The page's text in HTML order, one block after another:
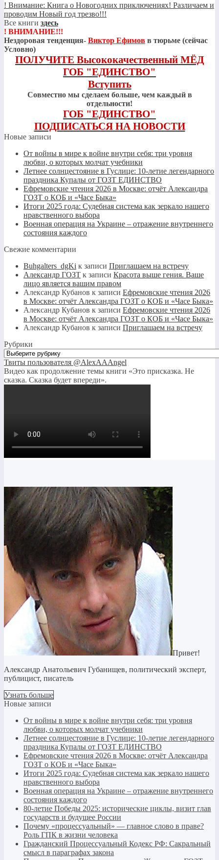
! Внимание: Книга о Новогодних приключениях! Различаем и
проводим Новый год трезво!!!
Все книги здесь
! ВНИМАНИЕ!!!
Нездоровая тенденция- Виктор Ефимов в тюрьме (сейчас
Условно)
ПОЛУЧИТЕ Высококачественный МЁД
ГОБ "ЕДИНСТВО"
Вступить
Совместно мы сделаем больше, чем каждый в
отдельности!
ГОБ "ЕДИНСТВО"
ПОДПИСАТЬСЯ НА НОВОСТИ
Новые записи
От войны в мире к войне внутри себя: три уровня
любви, о которых молчат учебники
Летнее солнцестояние в Гуслице: 10-летие легендарного
праздника Купалы от ГОЗТ ЕДИНСТВО
Ефремовские чтения 2026 в Москве: отчёт Александра
ГОЗТ о КОБ и «Часе Быка»
Итоги 2025 года: Судебная система как зеркало нашего
нравственного выбора
Военная операция на Украине – отражение внутреннего
состояния каждого
Свежие комментарии
Buhgalters_dgKi к записи Приглашаем на встречу
Александр ГОЗТ к записи Красота выше гения. Ваше
лицо является вашим правом
Александр Кубанов к записи Ефремовские чтения 2026
в Москве: отчёт Александра ГОЗТ о КОБ и «Часе Быка»
Александр Кубанов к записи Ефремовские чтения 2026
в Москве: отчёт Александра ГОЗТ о КОБ и «Часе Быка»
Александр Кубанов к записи Приглашаем на встречу
Рубрики
Рубрики
Твиты пользователя @AlexAAAngel
Видео как продолжение темы книги «Это присказка. Не
сказка. Сказка будет впереди».
Привет!
Александр Анатольевич Губанищев, политический эксперт,
публицист, писатель
Узнать больше
Новые записи
От войны в мире к войне внутри себя: три уровня
любви, о которых молчат учебники
Летнее солнцестояние в Гуслице: 10-летие легендарного
праздника Купалы от ГОЗТ ЕДИНСТВО
Ефремовские чтения 2026 в Москве: отчёт Александра
ГОЗТ о КОБ и «Часе Быка»
Итоги 2025 года: Судебная система как зеркало нашего
нравственного выбора
Военная операция на Украине – отражение внутреннего
состояния каждого
80-летие Победы 2025: исторические циклы, визит глав
государств и будущее России
Почему «процессуальный» — главное слово в праве?
Роль ГПК в жизни человека
Гражданский Процессуальный Кодекс РФ: Сакральный
смысл в параграфах закона